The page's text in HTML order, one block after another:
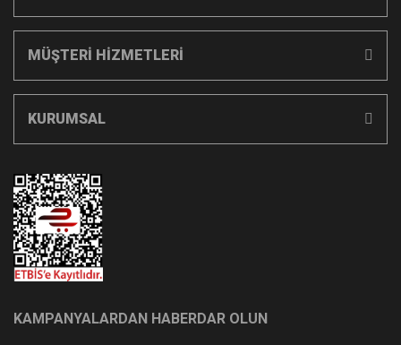
MÜŞTERİ HİZMETLERİ
KURUMSAL
KAMPANYALARDAN HABERDAR OLUN